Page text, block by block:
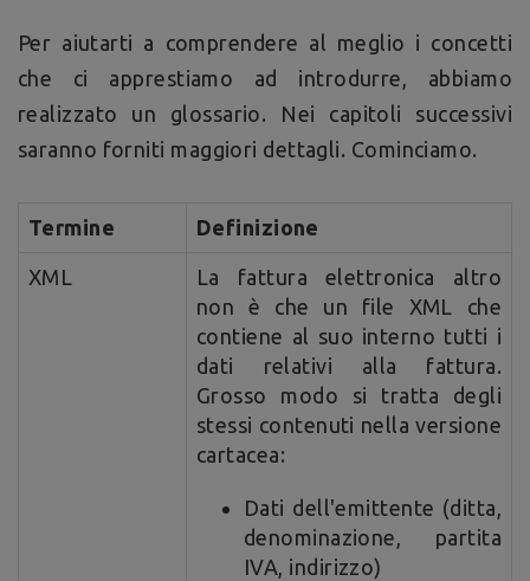
Per aiutarti a comprendere al meglio i concetti
che ci apprestiamo ad introdurre, abbiamo
realizzato un glossario. Nei capitoli successivi
saranno forniti maggiori dettagli. Cominciamo.
Termine Definizione
XML
La fattura elettronica altro
non è che un file XML che
contiene al suo interno tutti i
dati relativi alla fattura.
Grosso modo si tratta degli
stessi contenuti nella versione
cartacea:
Dati dell'emittente (ditta,
denominazione, partita
IVA, indirizzo)